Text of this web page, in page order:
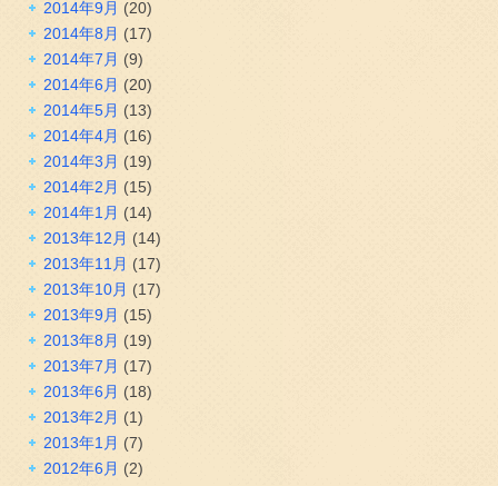
2014年9月 (20)
2014年8月 (17)
2014年7月 (9)
2014年6月 (20)
2014年5月 (13)
2014年4月 (16)
2014年3月 (19)
2014年2月 (15)
2014年1月 (14)
2013年12月 (14)
2013年11月 (17)
2013年10月 (17)
2013年9月 (15)
2013年8月 (19)
2013年7月 (17)
2013年6月 (18)
2013年2月 (1)
2013年1月 (7)
2012年6月 (2)